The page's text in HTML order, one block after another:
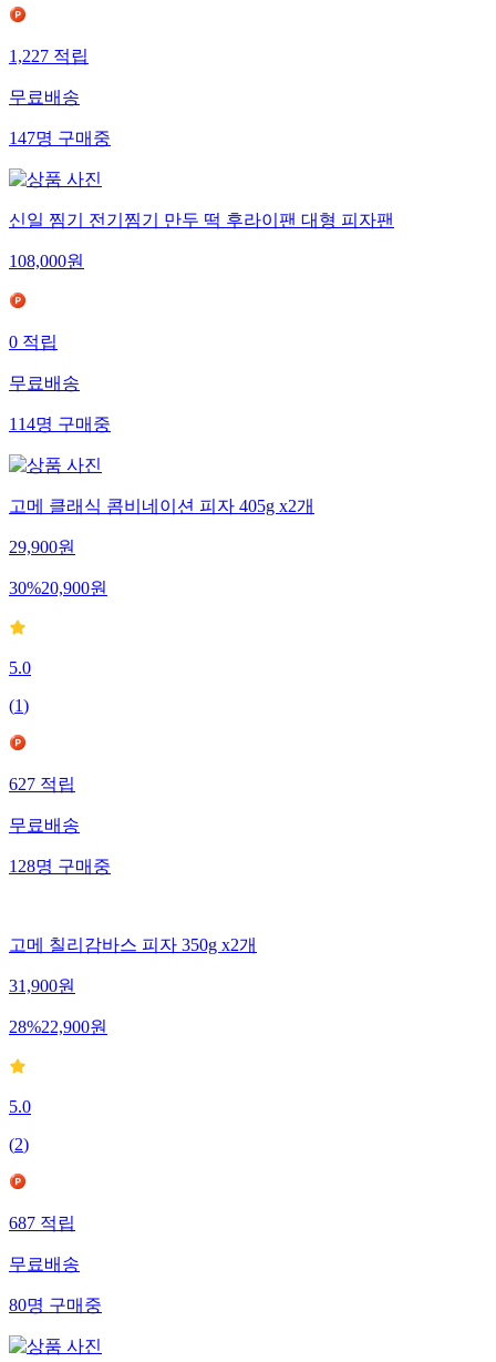
1,227적립
무료배송
147명구매중
신일 찜기 전기찜기 만두 떡 후라이팬 대형 피자팬
108,000원
0적립
무료배송
114명구매중
고메 클래식 콤비네이션 피자 405g x2개
29,900원
30%20,900원
5.0
(1)
627적립
무료배송
128명구매중
고메 칠리감바스 피자 350g x2개
31,900원
28%22,900원
5.0
(2)
687적립
무료배송
80명구매중